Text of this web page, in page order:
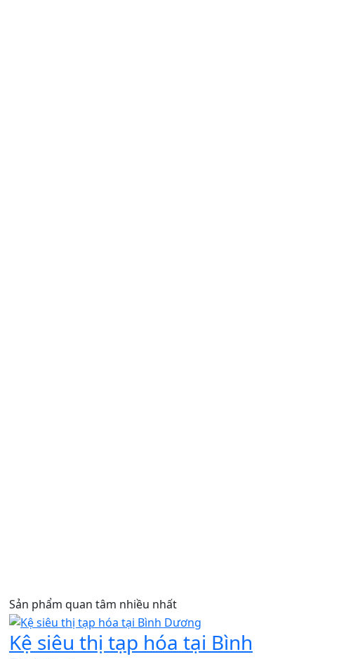
Sản phẩm quan tâm nhiều nhất
Kệ siêu thị tạp hóa tại Bình